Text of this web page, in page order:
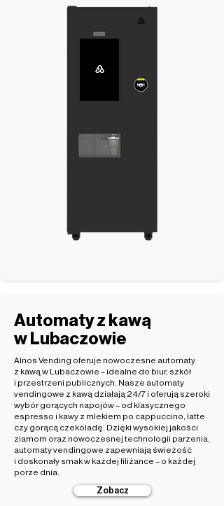
Automaty z kawą
w Lubaczowie
Alnos Vending oferuje nowoczesne automaty
z kawą w Lubaczowie – idealne do biur, szkół
i przestrzeni publicznych. Nasze automaty
vendingowe z kawą działają 24/7 i oferują szeroki
wybór gorących napojów – od klasycznego
espresso i kawy z mlekiem po cappuccino, latte
czy gorącą czekoladę. Dzięki wysokiej jakości
ziarnom oraz nowoczesnej technologii parzenia,
automaty vendingowe zapewniają świeżość
i doskonały smak w każdej filiżance – o każdej
porze dnia.
Zobacz